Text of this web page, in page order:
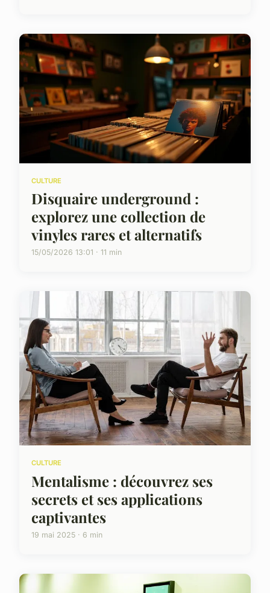
CULTURE
Disquaire underground :
explorez une collection de
vinyles rares et alternatifs
15/05/2026 13:01 · 11 min
CULTURE
Mentalisme : découvrez ses
secrets et ses applications
captivantes
19 mai 2025 · 6 min